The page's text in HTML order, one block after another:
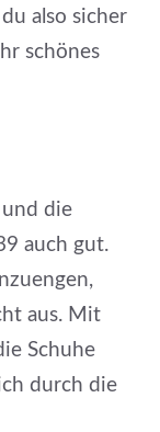
also sicher
schönes
und die
auch gut.
aus. Mit
Schuhe
durch die